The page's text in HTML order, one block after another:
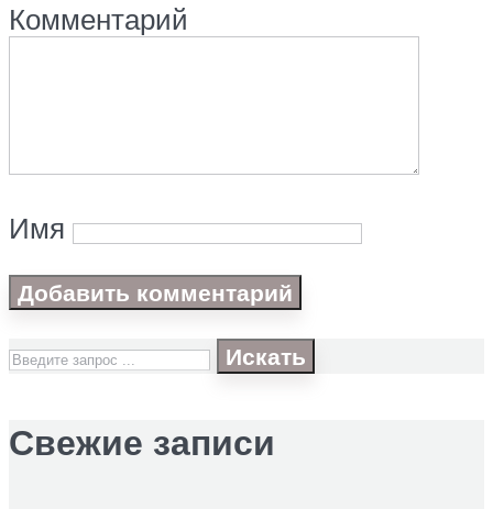
Комментарий
Имя
Искать
Свежие записи